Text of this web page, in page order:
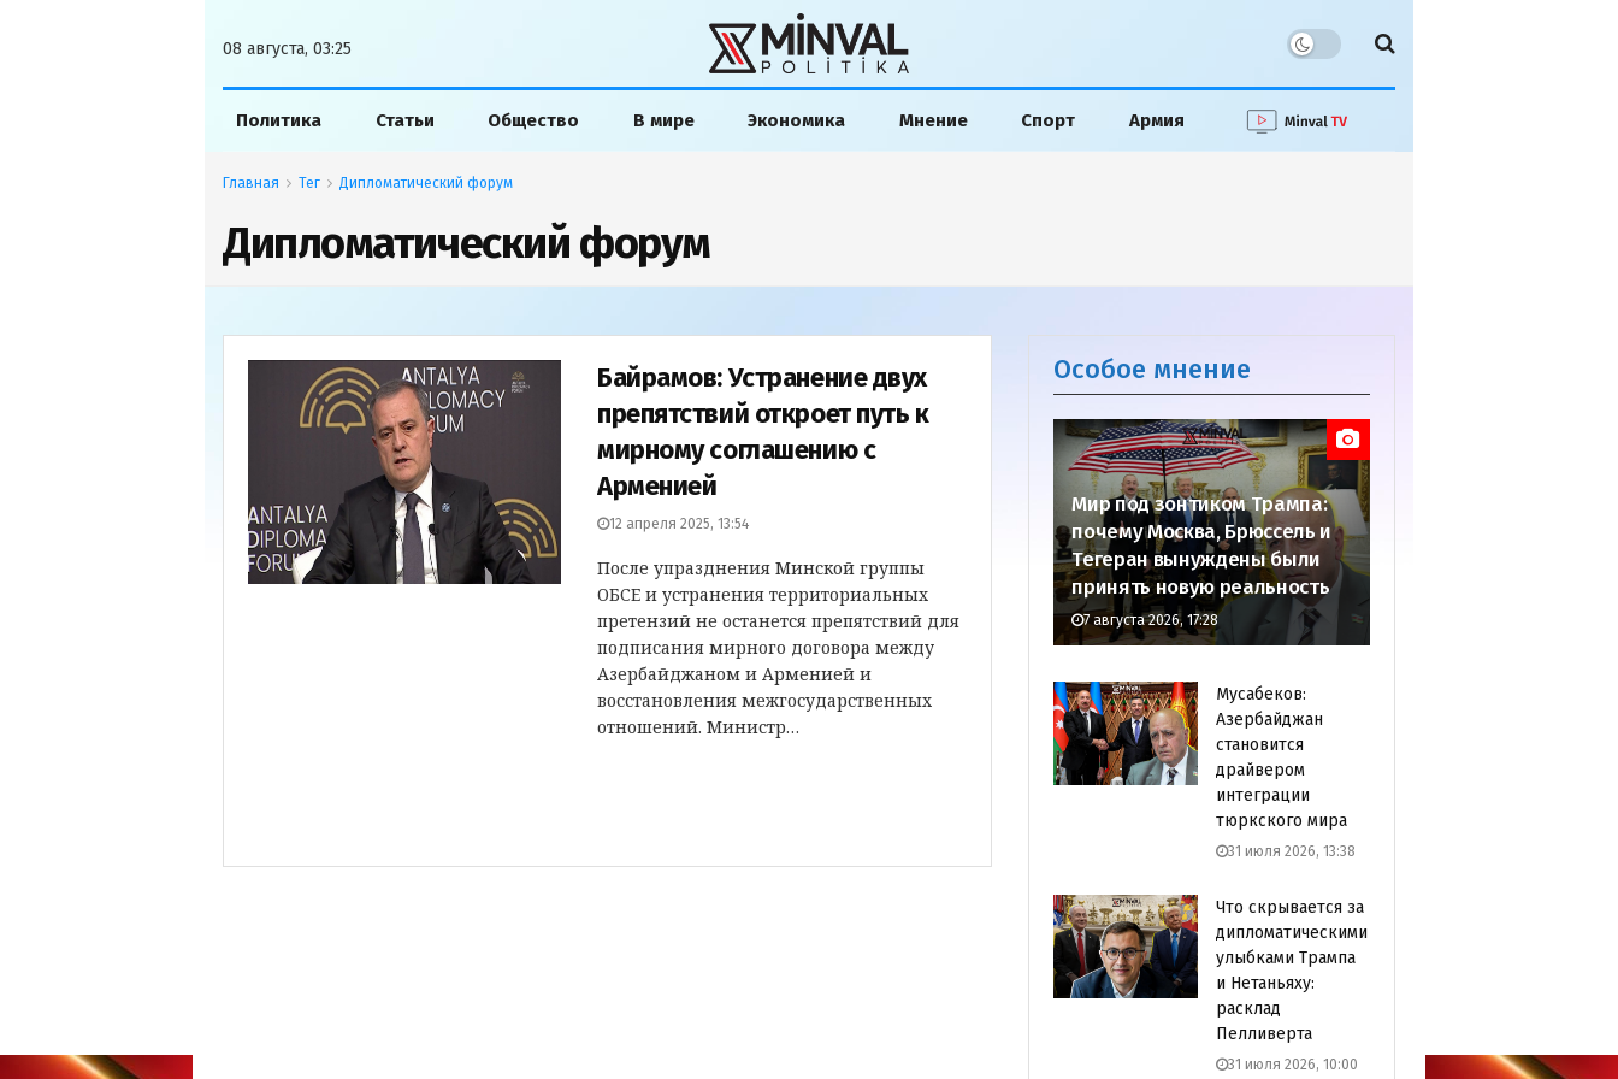
08 августа, 03:25
Политика Статьи Общество В мире Экономика Мнение Спорт Армия
Главная Тег Дипломатический форум
Дипломатический форум
Байрамов: Устранение двух
препятствий откроет путь к
мирному соглашению с
Арменией
12 апреля 2025, 13:54
После упразднения Минской группы
ОБСЕ и устранения территориальных
претензий не останется препятствий для
подписания мирного договора между
Азербайджаном и Арменией и
восстановления межгосударственных
отношений. Министр…
Особое мнение
Мир под зонтиком Трампа:
почему Москва, Брюссель и
Тегеран вынуждены были
принять новую реальность
7 августа 2026, 17:28
Мусабеков:
Азербайджан
становится
драйвером
интеграции
тюркского мира
31 июля 2026, 13:38
Что скрывается за
дипломатическими
улыбками Трампа
и Нетаньяху:
расклад
Пелливерта
31 июля 2026, 10:00